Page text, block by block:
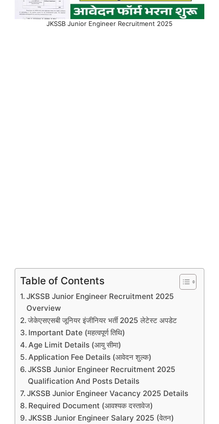
JKSSB Junior Engineer Recruitment 2025
Table of Contents
JKSSB Junior Engineer Recruitment 2025
Overview
जेकेएसएसबी जूनियर इंजीनियर भर्ती 2025 लेटेस्ट अपडेट
Important Date (महत्वपूर्ण तिथि)
Age Limit Details (आयु सीमा)
Application Fee Details (आवेदन शुल्क)
JKSSB Junior Engineer Recruitment 2025
Qualification And Posts Details
JKSSB Junior Engineer Vacancy 2025 Details
Required Document (आवश्यक दस्तावेज)
JKSSB Junior Engineer Salary 2025 (वेतन)